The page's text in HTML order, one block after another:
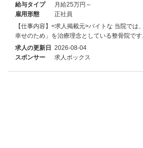
給与タイプ
月給25万円～
雇用形態
正社員
【仕事内容】<求人掲載元>バイトな 当院では
幸せのため」を治療理念としている整骨院です
求人の更新日 2026-08-04
スポンサー
求人ボックス